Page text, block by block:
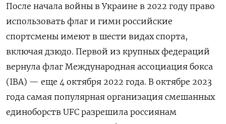
После начала войны в Украине в 2022 году право
использовать флаг и гимн российские
спортсмены имеют в шести видах спорта,
включая дзюдо. Первой из крупных федераций
вернула флаг Международная ассоциация бокса
(IBA) — еще 4 октября 2022 года. В октябре 2023
года самая популярная организация смешанных
единоборств UFC разрешила россиянам